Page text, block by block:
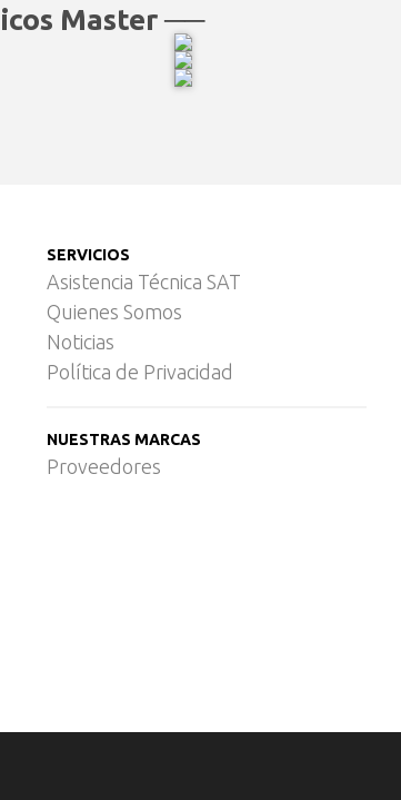
Master ──
SERVICIOS
Asistencia Técnica SAT
Quienes Somos
Noticias
Política de Privacidad
NUESTRAS MARCAS
Proveedores